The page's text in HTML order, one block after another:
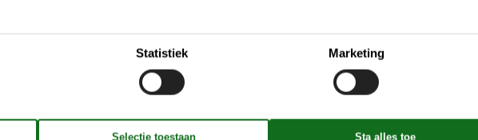
zijn perfect voor gezinnen. Of je nu kiest voor een modern vakantiecentrum
zijn veilig en overzichtelijk, en op Bornholm schijnt de zon vaker dan in de
Statistiek Marketing